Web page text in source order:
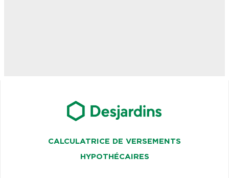
CALCULATRICE DE VERSEMENTS
HYPOTHÉCAIRES